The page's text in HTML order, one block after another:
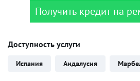
Получить кредит на
Доступность услуги
Испания Андалусия